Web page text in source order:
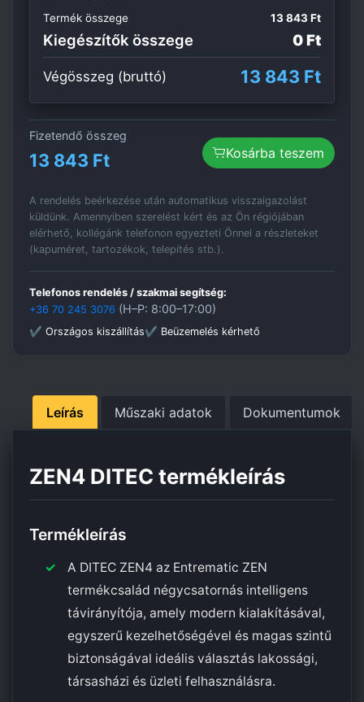
Termék összege 13 843 Ft
Kiegészítők összege 0 Ft
Végösszeg (bruttó) 13 843 Ft
Fizetendő összeg
13 843 Ft Kosárba teszem
A rendelés beérkezése után automatikus visszaigazolást
küldünk. Amennyiben szerelést kért és az Ön régiójában
elérhető, kollégánk telefonon egyezteti Önnel a részleteket
(kapuméret, tartozékok, telepítés stb.).
Telefonos rendelés / szakmai segítség:
+36 70 245 3076 (H–P: 8:00–17:00)
✔ Országos kiszállítás✔ Beüzemelés kérhető
Leírás Műszaki adatok Dokumentumok
ZEN4 DITEC termékleírás
Termékleírás
A DITEC ZEN4 az Entrematic ZEN
termékcsalád négycsatornás intelligens
távirányítója, amely modern kialakításával,
egyszerű kezelhetőségével és magas szintű
biztonságával ideális választás lakossági,
társasházi és üzleti felhasználásra.